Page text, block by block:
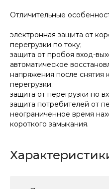
Отличительные
электронная защита от
перегрузки по току;
защита от пробоя вход-
автоматическое
напряжения после снятия
перегрузки;
защита от перегрузки по
защита потребителей от
неограниченное время
короткого замыкания.